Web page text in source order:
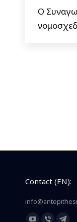
Ο
Contact (EN):
Find us on: